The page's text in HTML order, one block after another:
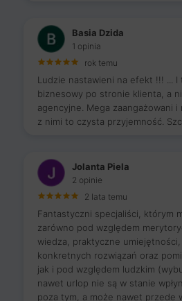
Basia Dzida
1 opinia
rok temu
Ludzie nastawieni na efekt !!! ...
biznesowy po stronie klienta, a
agencyjne. Mega zaangażowani i
z nimi to czysta przyjemność.
Jolanta Piela
2 opinie
2 lata temu
Fantastyczni specjaliści, którym
zarówno pod względem
wiedza, praktyczne
konkretnych rozwiązań oraz
jak i pod względem ludzkim
nawet urlop nie są w stanie
poza tym, a może nawet przede